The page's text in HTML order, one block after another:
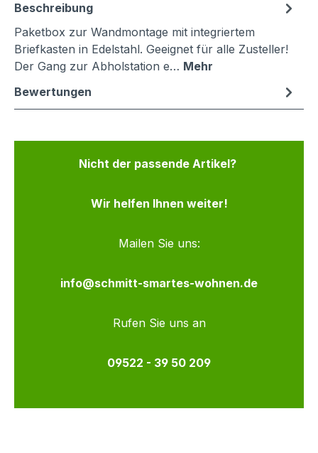
Beschreibung
Paketbox zur Wandmontage mit integriertem
Briefkasten in Edelstahl. Geeignet für alle Zusteller!
Der Gang zur Abholstation e… Mehr
Bewertungen
Nicht der passende Artikel?
Wir helfen Ihnen weiter!
Mailen Sie uns:
info@schmitt-smartes-wohnen.de
Rufen Sie uns an
09522 - 39 50 209